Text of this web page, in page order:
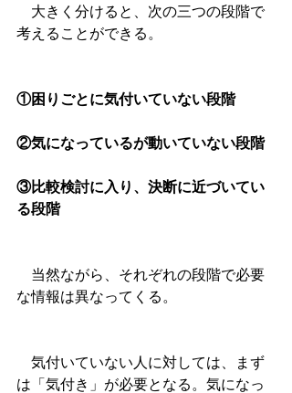
大きく分けると、次の三つの段階で
考えることができる。
①困りごとに気付いていない段階
②気になっているが動いていない段階
③比較検討に入り、決断に近づいてい
る段階
当然ながら、それぞれの段階で必要
な情報は異なってくる。
気付いていない人に対しては、まず
は「気付き」が必要となる。気になっ